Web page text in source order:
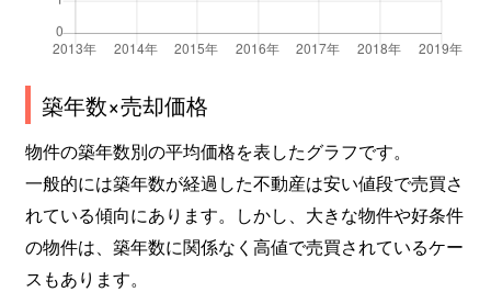
築年数×売却価格
物件の築年数別の平均価格を表したグラフです。
一般的には築年数が経過した不動産は安い値段で売買さ
れている傾向にあります。しかし、大きな物件や好条件
の物件は、築年数に関係なく高値で売買されているケー
スもあります。